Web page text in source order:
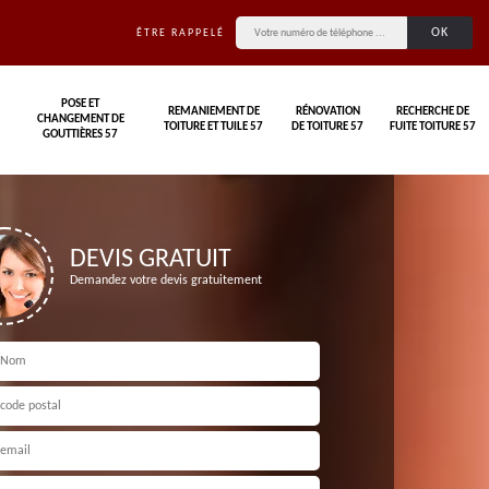
ÊTRE RAPPELÉ
POSE ET
CHANGEMENT DE
GOUTTIÈRES 57
REMANIEMENT DE
TOITURE ET TUILE 57
RÉNOVATION
DE TOITURE 57
RECHERCHE DE
FUITE TOITURE 57
DEVIS GRATUIT
Demandez votre devis gratuitement